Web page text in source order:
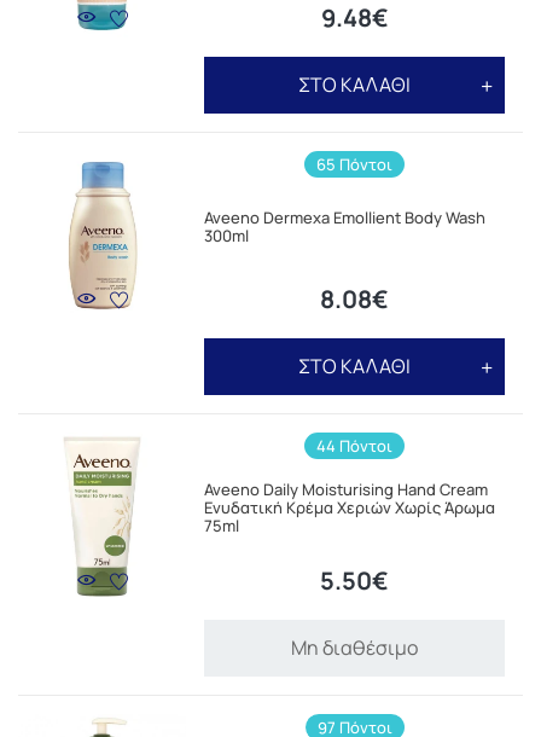
9.48€
ΣΤΟ ΚΑΛΑΘΙ
65 Πόντοι
Aveeno Dermexa Emollient Body Wash
300ml
8.08€
ΣΤΟ ΚΑΛΑΘΙ
44 Πόντοι
Aveeno Daily Moisturising Hand Cream
Ενυδατική Κρέμα Χεριών Χωρίς Άρωμα
75ml
5.50€
Μη διαθέσιμο
97 Πόντοι